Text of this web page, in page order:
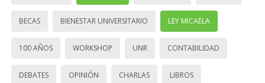
BECAS BIENESTAR UNIVERSITARIO LEY MICAELA
100 AÑOS WORKSHOP UNR CONTABILIDAD
DEBATES OPINIÓN CHARLAS LIBROS